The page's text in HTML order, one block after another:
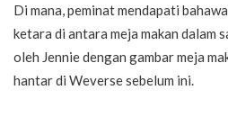
Di mana, peminat mendapati
ketara di antara meja makan dalam
oleh Jennie dengan gambar meja
hantar di Weverse sebelum ini.